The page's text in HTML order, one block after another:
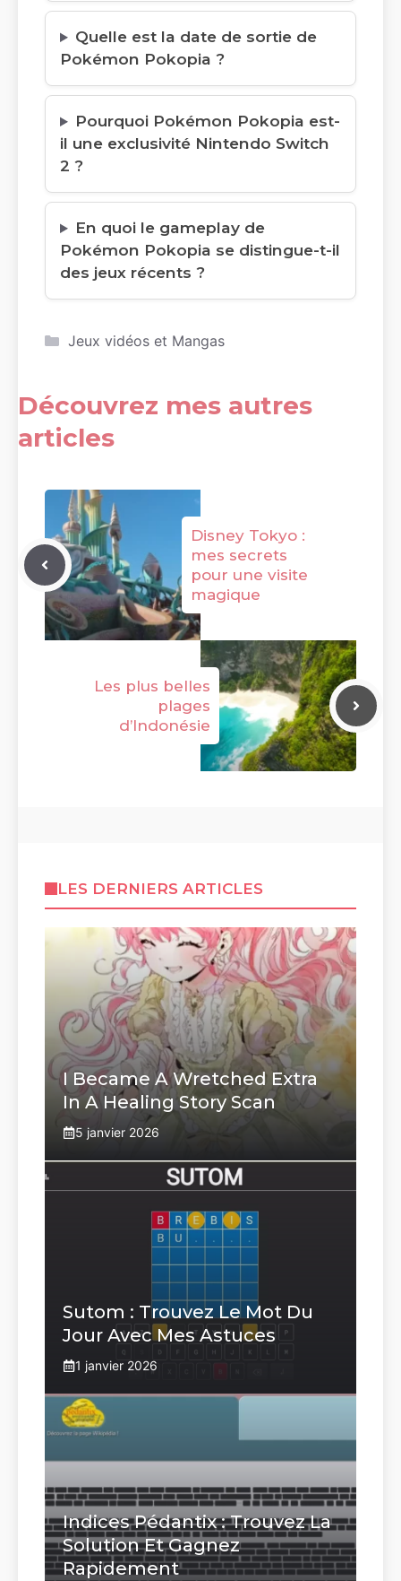
Quelle est la date de sortie de
Pokémon Pokopia ?
Pourquoi Pokémon Pokopia est-
il une exclusivité Nintendo Switch
2 ?
En quoi le gameplay de
Pokémon Pokopia se distingue-t-il
des jeux récents ?
Catégories
Jeux vidéos et Mangas
Découvrez mes autres
articles
Disney Tokyo :
mes secrets
pour une visite
magique
Les plus belles
plages
d’Indonésie
LES DERNIERS ARTICLES
I Became A Wretched Extra
In A Healing Story Scan
5 janvier 2026
Sutom : Trouvez Le Mot Du
Jour Avec Mes Astuces
1 janvier 2026
Indices Pédantix : Trouvez La
Solution Et Gagnez
Rapidement